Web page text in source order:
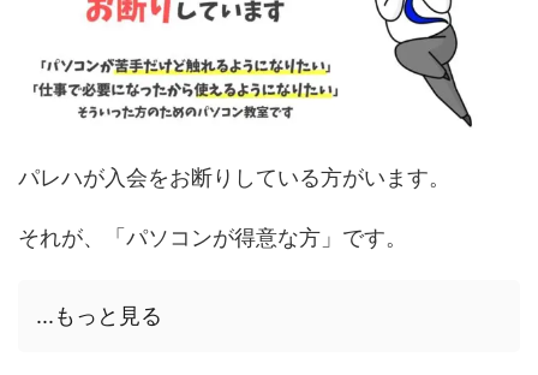
パレハが入会をお断りしている方がいます。
それが、「パソコンが得意な方」です。
...もっと見る